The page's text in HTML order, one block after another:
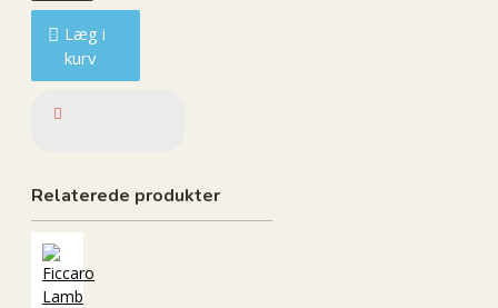
Læg i
kurv
Relaterede produkter